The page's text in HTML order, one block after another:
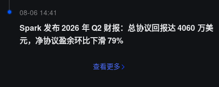
08-06 14:41
Spark 发布 2026 年 Q2 财报：总协议回报达 4060 万美
元，净协议盈余环比下滑 79%
查看更多